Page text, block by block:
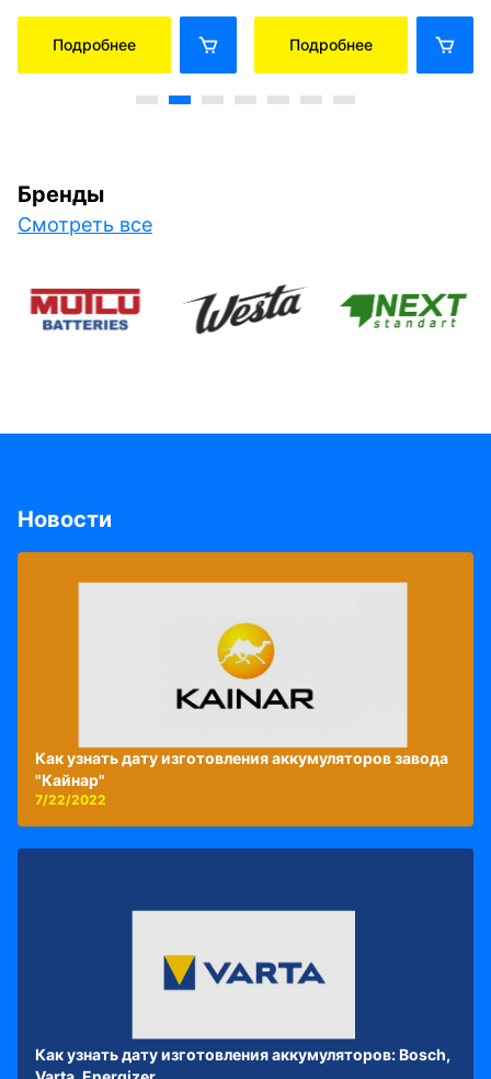
Подробнее Подробнее
Бренды
Смотреть все
Новости
Как узнать дату изготовления аккумуляторов завода
"Кайнар"
7/22/2022
Как узнать дату изготовления аккумуляторов: Bosch,